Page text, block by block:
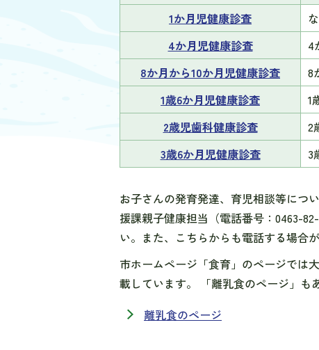
1か月児健康診査
4か月児健康診査
4
8か月から10か月児健康診査
8
1歳6か月児健康診査
1
2歳児歯科健康診査
2
3歳6か月児健康診査
3
お子さんの発育発達、育児相談等につ
援課親子健康担当（電話番号：0463-
い。また、こちらからも電話する場合が
市ホームページ「食育」のページでは
載しています。 「離乳食のページ」も
離乳食のページ